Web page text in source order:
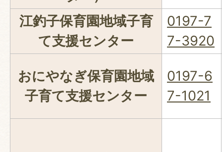
江釣子保育園地域子育
て支援センター
0197-7
7-3920
おにやなぎ保育園地域
子育て支援センター
0197-6
7-1021